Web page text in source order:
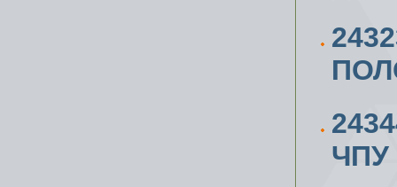
ЧПУ